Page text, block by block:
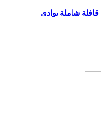
شاملة بوادى